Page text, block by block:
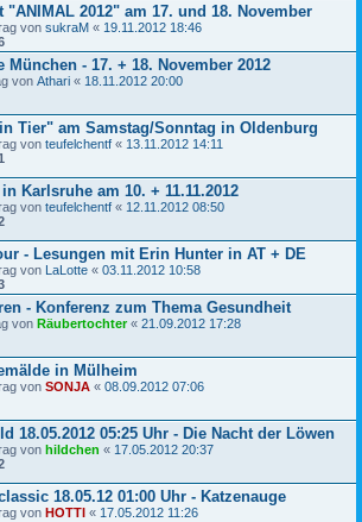
"ANIMAL 2012" am 17. und 18. November
von sukraM « 19.11.2012 18:46
München - 17. + 18. November 2012
von Athari « 18.11.2012 20:00
Tier" am Samstag/Sonntag in Oldenburg
von teufelchentf « 13.11.2012 14:11
Karlsruhe am 10. + 11.11.2012
von teufelchentf « 12.11.2012 08:50
- Lesungen mit Erin Hunter in AT + DE
von LaLotte « 03.11.2012 10:58
- Konferenz zum Thema Gesundheit
von Räubertochter« 21.09.2012 17:28
in Mülheim
von SONJA « 08.09.2012 07:06
18.05.2012 05:25 Uhr - Die Nacht der Löwen
von hildchen « 17.05.2012 20:37
18.05.12 01:00 Uhr - Katzenauge
von HOTTI « 17.05.2012 11:26